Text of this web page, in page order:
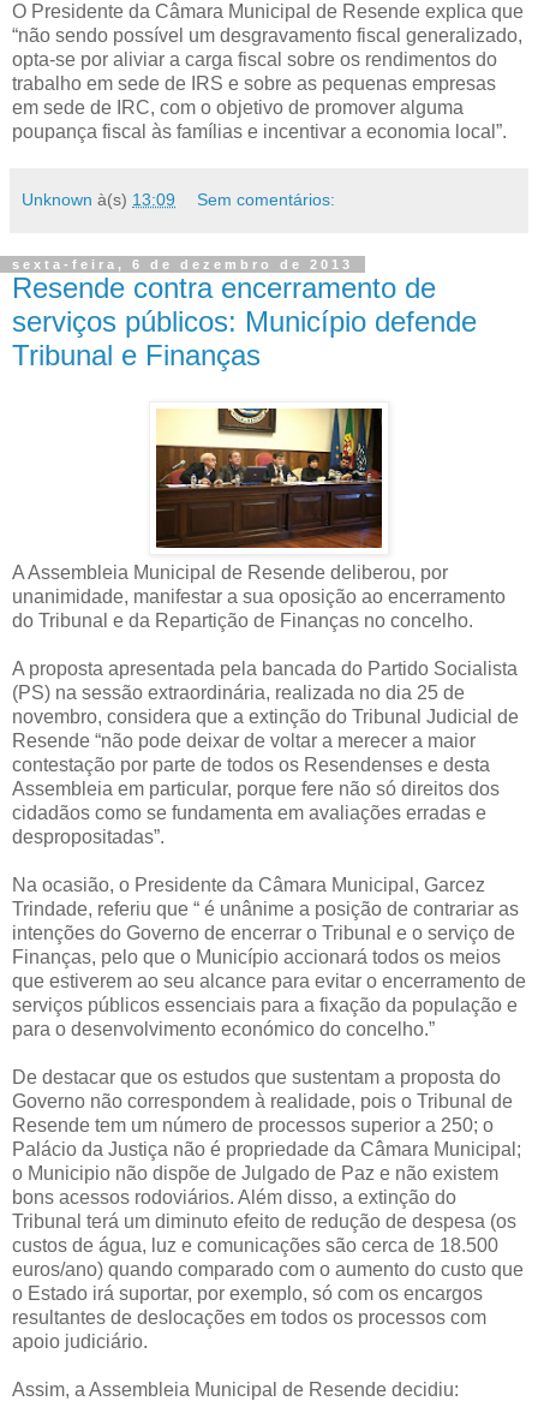
O Presidente da Câmara Municipal de Resende explica que
“não sendo possível um desgravamento fiscal generalizado,
opta-se por aliviar a carga fiscal sobre os rendimentos do
trabalho em sede de IRS e sobre as pequenas empresas
em sede de IRC, com o objetivo de promover alguma
poupança fiscal às famílias e incentivar a economia local”.
Unknown à(s) 13:09 Sem comentários:
sexta-feira, 6 de dezembro de 2013
Resende contra encerramento de
serviços públicos: Município defende
Tribunal e Finanças
A Assembleia Municipal de Resende deliberou, por
unanimidade, manifestar a sua oposição ao encerramento
do Tribunal e da Repartição de Finanças no concelho.
A proposta apresentada pela bancada do Partido Socialista
(PS) na sessão extraordinária, realizada no dia 25 de
novembro, considera que a extinção do Tribunal Judicial de
Resende “não pode deixar de voltar a merecer a maior
contestação por parte de todos os Resendenses e desta
Assembleia em particular, porque fere não só direitos dos
cidadãos como se fundamenta em avaliações erradas e
despropositadas”.
Na ocasião, o Presidente da Câmara Municipal, Garcez
Trindade, referiu que “ é unânime a posição de contrariar as
intenções do Governo de encerrar o Tribunal e o serviço de
Finanças, pelo que o Município accionará todos os meios
que estiverem ao seu alcance para evitar o encerramento de
serviços públicos essenciais para a fixação da população e
para o desenvolvimento económico do concelho.”
De destacar que os estudos que sustentam a proposta do
Governo não correspondem à realidade, pois o Tribunal de
Resende tem um número de processos superior a 250; o
Palácio da Justiça não é propriedade da Câmara Municipal;
o Municipio não dispõe de Julgado de Paz e não existem
bons acessos rodoviários. Além disso, a extinção do
Tribunal terá um diminuto efeito de redução de despesa (os
custos de água, luz e comunicações são cerca de 18.500
euros/ano) quando comparado com o aumento do custo que
o Estado irá suportar, por exemplo, só com os encargos
resultantes de deslocações em todos os processos com
apoio judiciário.
Assim, a Assembleia Municipal de Resende decidiu: